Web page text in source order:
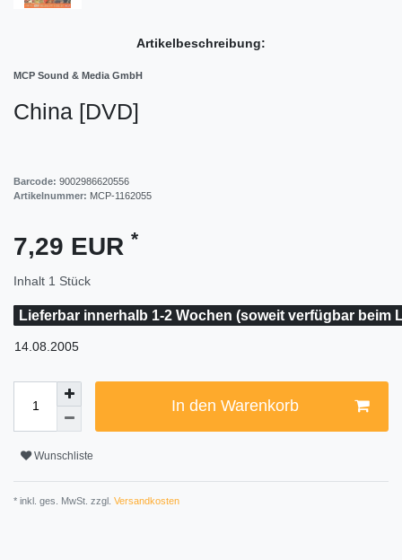
Artikelbeschreibung:
MCP Sound & Media GmbH
China [DVD]
Barcode: 9002986620556
Artikelnummer: MCP-1162055
7,29 EUR *
Inhalt 1 Stück
Lieferbar innerhalb 1-2 Wochen (soweit verfügbar beim
14.08.2005
In den Warenkorb
Wunschliste
* inkl. ges. MwSt. zzgl. Versandkosten